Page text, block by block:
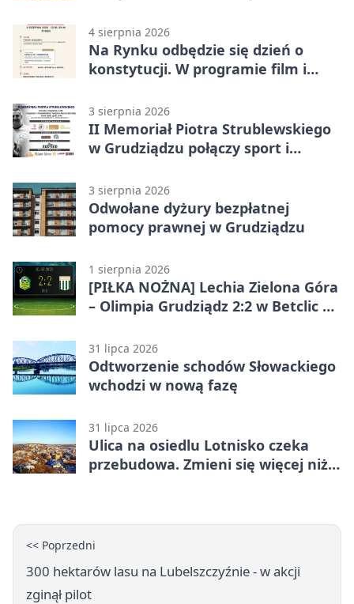
4 sierpnia 2026
Na Rynku odbędzie się dzień o
konstytucji. W programie film i
3 sierpnia 2026
II Memoriał Piotra Strublewskiego
w Grudziądzu połączy sport i
3 sierpnia 2026
Odwołane dyżury bezpłatnej
pomocy prawnej w Grudziądzu
1 sierpnia 2026
[PIŁKA NOŻNA] Lechia Zielona Góra
– Olimpia Grudziądz 2:2 w Betclic 2.
końcówce
31 lipca 2026
Odtworzenie schodów Słowackiego
wchodzi w nową fazę
31 lipca 2026
Ulica na osiedlu Lotnisko czeka
przebudowa. Zmieni się więcej niż
<< Poprzedni
300 hektarów lasu na Lubelszczyźnie - w akcji
zginął pilot